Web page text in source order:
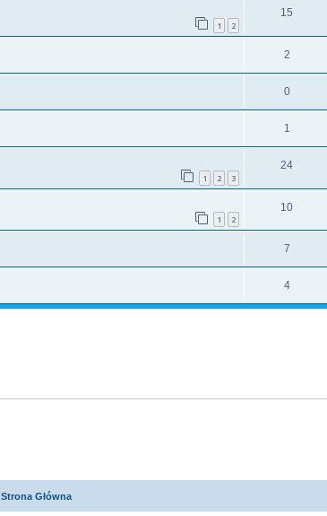
1 2
15
2
0
1
1 2 3
24
1 2
10
7
4
Strona Główna